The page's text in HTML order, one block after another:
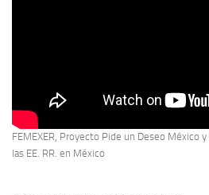
FEMEXER, Proyecto Pide un Deseo México
las EE. RR. en México